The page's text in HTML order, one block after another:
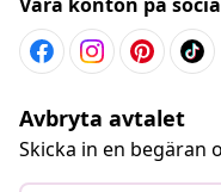
Avbryta avtalet
Skicka in en begäran